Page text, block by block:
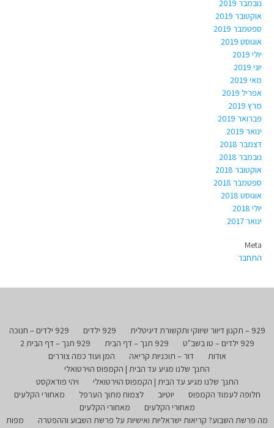
נובמבר 2019
אוקטובר 2019
ספטמבר 2019
אוגוסט 2019
יולי 2019
יוני 2019
מאי 2019
אפריל 2019
מרץ 2019
פברואר 2019
ינואר 2019
דצמבר 2018
נובמבר 2018
אוקטובר 2018
ספטמבר 2018
אוגוסט 2018
יולי 2018
ינואר 2017
Meta
התחבר
929 – תקנון דיוור שיווקי ותקשורת דיגיטלית 929 ילדים
929 ילדים – חנוכה
929 ילדים – טו בשב"ט
929 תנך – דף הבית
929 תנך – דף הבית 2
אודות
דור – תוכניות קריאה
המן ועוד כמה צוררים
התנך שלנו מגיע עד הבית | הקמפוס הוירטואלי
התנך שלנו מגיע עד הבית | הקמפוס הוירטואלי
ויהי פודאקסט
חלופה לעמוד הקמפוס
יוטיוב לצמוח מתוך הערפל
מאחורי הקלעים
מאחורי הקלעים
מאחורי הקלעים
מה פרשת השבוע? קריאות ישראליות ואישיות על פרשת השבוע וההפטרה
מפות